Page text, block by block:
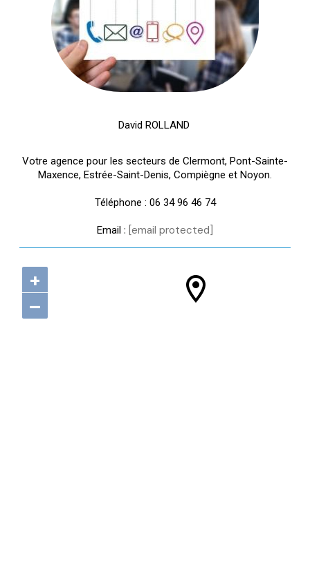
David ROLLAND
Votre agence pour les secteurs de Clermont, Pont-Sainte-
Maxence, Estrée-Saint-Denis, Compiègne et Noyon.
Téléphone : 06 34 96 46 74
Email : [email protected]
+
–